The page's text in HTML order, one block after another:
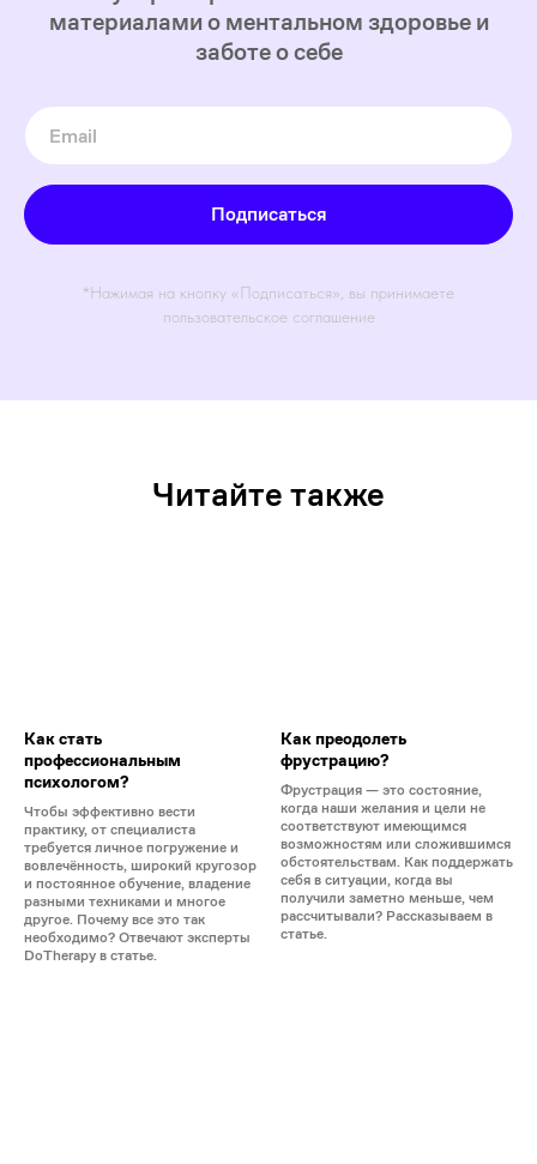
материалами о ментальном здоровье и
заботе о себе
Подписаться
*Нажимая на кнопку «Подписаться», вы принимаете
пользовательское соглашение
Читайте также
Как стать
профессиональным
психологом?
Чтобы эффективно вести
практику, от специалиста
требуется личное погружение и
вовлечённость, широкий кругозор
и постоянное обучение, владение
разными техниками и многое
другое. Почему все это так
необходимо? Отвечают эксперты
DoTherapy в статье.
Как преодолеть
фрустрацию?
Фрустрация — это состояние,
когда наши желания и цели не
соответствуют имеющимся
возможностям или сложившимся
обстоятельствам. Как поддержать
себя в ситуации, когда вы
получили заметно меньше, чем
рассчитывали? Рассказываем в
статье.